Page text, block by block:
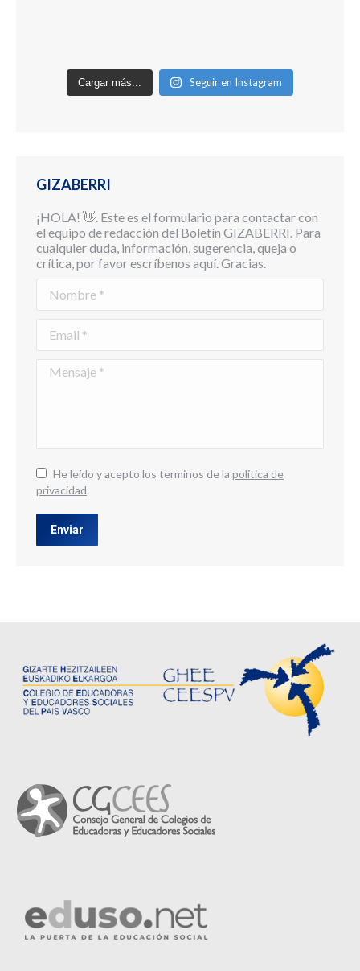
Cargar más... Seguir en Instagram
GIZABERRI
¡HOLA! 👋. Este es el formulario para contactar con
el equipo de redacción del Boletín GIZABERRI. Para
cualquier duda, información, sugerencia, queja o
crítica, por favor escríbenos aquí. Gracias.
Mensaje *
He leído y acepto los terminos de la politica de
privacidad.
Enviar